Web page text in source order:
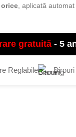
orice , aplicată
gratuită- 5
Reglabile